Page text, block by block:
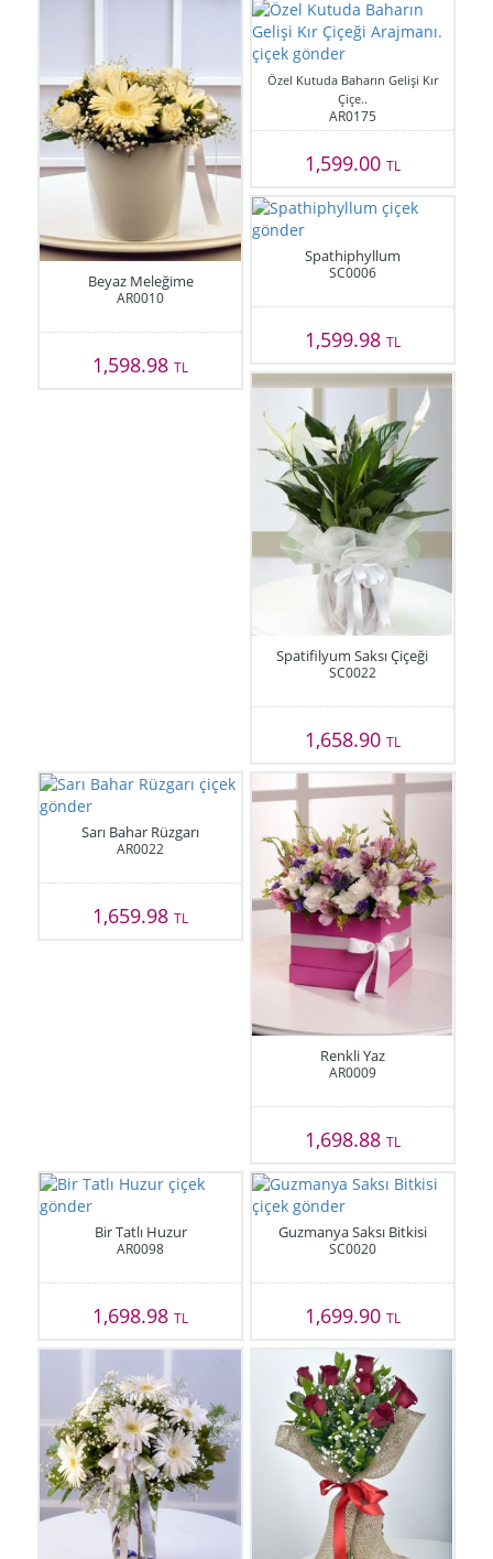
Beyaz Meleğime
AR0010
1,598.98TL
Özel Kutuda Baharın Gelişi Kır
Çiçe..
AR0175
1,599.00 TL
Spathiphyllum
SC0006
1,599.98 TL
Spatifilyum Saksı Çiçeği
SC0022
1,658.90 TL
Sarı Bahar Rüzgarı
AR0022
1,659.98TL
Renkli Yaz
AR0009
1,698.88 TL
Bir Tatlı Huzur
AR0098
1,698.98TL
Guzmanya Saksı Bitkisi
SC0020
1,699.90 TL